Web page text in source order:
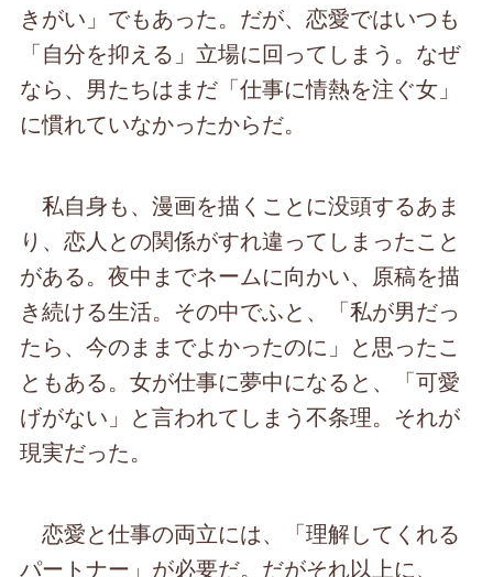
きがい」でもあった。だが、恋愛ではいつも
「自分を抑える」立場に回ってしまう。なぜ
なら、男たちはまだ「仕事に情熱を注ぐ女」
に慣れていなかったからだ。
私自身も、漫画を描くことに没頭するあま
り、恋人との関係がすれ違ってしまったこと
がある。夜中までネームに向かい、原稿を描
き続ける生活。その中でふと、「私が男だっ
たら、今のままでよかったのに」と思ったこ
ともある。女が仕事に夢中になると、「可愛
げがない」と言われてしまう不条理。それが
現実だった。
恋愛と仕事の両立には、「理解してくれる
パートナー」が必要だ。だがそれ以上に、